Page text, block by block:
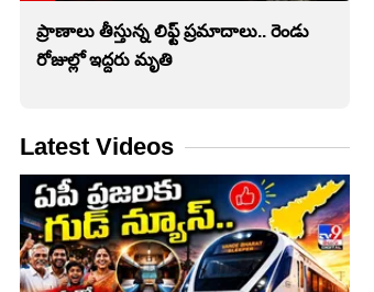
ప్రాణాలు తీస్తున్న లిఫ్ట్‌ ప్రమాదాలు.. రెండు
రోజుల్లో ఇద్దరు మృతి
Latest Videos